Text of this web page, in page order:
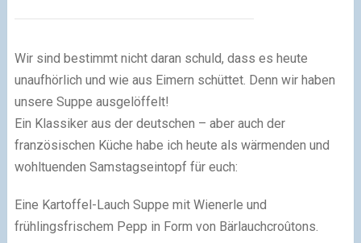
Wir sind bestimmt nicht daran schuld, dass es heute
unaufhörlich und wie aus Eimern schüttet. Denn wir haben
unsere Suppe ausgelöffelt!
Ein Klassiker aus der deutschen – aber auch der
französischen Küche habe ich heute als wärmenden und
wohltuenden Samstagseintopf für euch:
Eine Kartoffel-Lauch Suppe mit Wienerle und
frühlingsfrischem Pepp in Form von Bärlauchcroûtons.